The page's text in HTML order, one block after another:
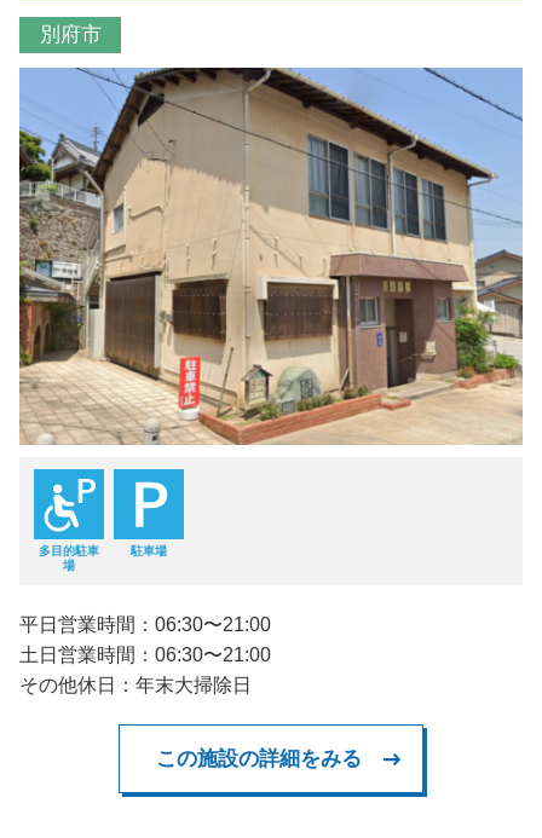
別府市
多目的駐車
場
駐車場
平日営業時間：06:30〜21:00
土日営業時間：06:30〜21:00
その他休日：年末大掃除日
この施設の詳細をみる